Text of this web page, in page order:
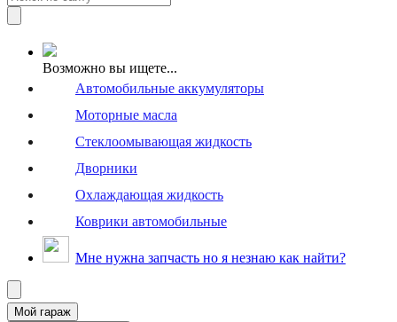
Возможно вы ищете...
Автомобильные аккумуляторы
Моторные масла
Стеклоомывающая жидкость
Дворники
Охлаждающая жидкость
Коврики автомобильные
Мне нужна запчасть но я незнаю как найти?